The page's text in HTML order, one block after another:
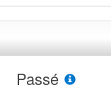
Passé